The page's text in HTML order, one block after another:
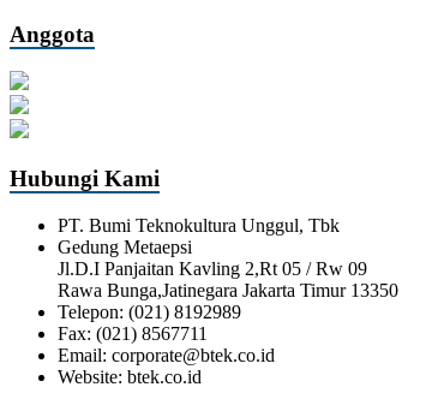
Anggota
Hubungi Kami
PT. Bumi Teknokultura Unggul, Tbk
Gedung Metaepsi
Jl.D.I Panjaitan Kavling 2,Rt 05 / Rw 09
Rawa Bunga,Jatinegara Jakarta Timur 13350
Telepon: (021) 8192989
Fax: (021) 8567711
Email: corporate@btek.co.id
Website: btek.co.id